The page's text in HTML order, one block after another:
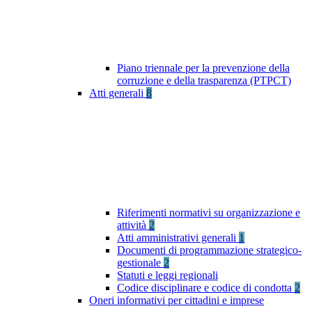
Piano triennale per la prevenzione della
corruzione e della trasparenza (PTPCT)
Atti generali 8
Riferimenti normativi su organizzazione e
attività 2
Atti amministrativi generali 1
Documenti di programmazione strategico-
gestionale 2
Statuti e leggi regionali
Codice disciplinare e codice di condotta 2
Oneri informativi per cittadini e imprese